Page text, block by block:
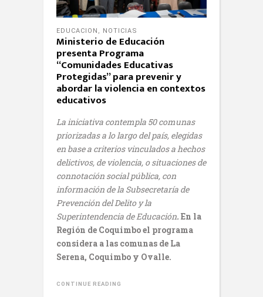
EDUCACION , NOTICIAS
Ministerio de Educación
presenta Programa
“Comunidades Educativas
Protegidas” para prevenir y
abordar la violencia en contextos
educativos
La iniciativa contempla 50 comunas
priorizadas a lo largo del país, elegidas
en base a criterios vinculados a hechos
delictivos, de violencia, o situaciones de
connotación social pública, con
información de la Subsecretaría de
Prevención del Delito y la
Superintendencia de Educación. En la
Región de Coquimbo el programa
considera a las comunas de La
Serena, Coquimbo y Ovalle.
CONTINUE READING